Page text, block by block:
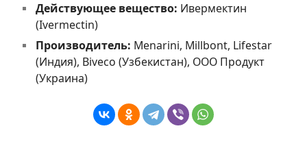
Действующее вещество: Ивермектин
(Ivermectin)
Производитель: Menarini, Millbont, Lifestar
(Индия), Biveco (Узбекистан), ООО Продукт
(Украина)